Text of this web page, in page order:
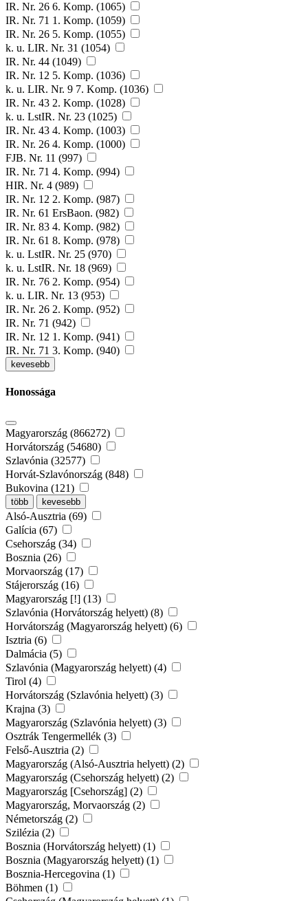
IR. Nr. 26 6. Komp. (1065)
IR. Nr. 71 1. Komp. (1059)
IR. Nr. 26 5. Komp. (1055)
k. u. LIR. Nr. 31 (1054)
IR. Nr. 44 (1049)
IR. Nr. 12 5. Komp. (1036)
k. u. LIR. Nr. 9 7. Komp. (1036)
IR. Nr. 43 2. Komp. (1028)
k. u. LstIR. Nr. 23 (1025)
IR. Nr. 43 4. Komp. (1003)
IR. Nr. 26 4. Komp. (1000)
FJB. Nr. 11 (997)
IR. Nr. 71 4. Komp. (994)
HIR. Nr. 4 (989)
IR. Nr. 12 2. Komp. (987)
IR. Nr. 61 ErsBaon. (982)
IR. Nr. 83 4. Komp. (982)
IR. Nr. 61 8. Komp. (978)
k. u. LstIR. Nr. 25 (970)
k. u. LstIR. Nr. 18 (969)
IR. Nr. 76 2. Komp. (954)
k. u. LIR. Nr. 13 (953)
IR. Nr. 26 2. Komp. (952)
IR. Nr. 71 (942)
IR. Nr. 12 1. Komp. (941)
IR. Nr. 71 3. Komp. (940)
kevesebb
Honossága
Magyarország (866272)
Horvátország (54680)
Szlavónia (32577)
Horvát-Szlavónország (848)
Bukovina (121)
több kevesebb
Alsó-Ausztria (69)
Galícia (67)
Csehország (34)
Bosznia (26)
Morvaország (17)
Stájerország (16)
Magyarország [!] (13)
Szlavónia (Horvátország helyett) (8)
Horvátország (Magyarország helyett) (6)
Isztria (6)
Dalmácia (5)
Szlavónia (Magyarország helyett) (4)
Tirol (4)
Horvátország (Szlavónia helyett) (3)
Krajna (3)
Magyarország (Szlavónia helyett) (3)
Osztrák Tengermellék (3)
Felső-Ausztria (2)
Magyarország (Alsó-Ausztria helyett) (2)
Magyarország (Csehország helyett) (2)
Magyarország [Csehország] (2)
Magyarország, Morvaország (2)
Németország (2)
Szilézia (2)
Bosznia (Horvátország helyett) (1)
Bosznia (Magyarország helyett) (1)
Bosznia-Hercegovina (1)
Böhmen (1)